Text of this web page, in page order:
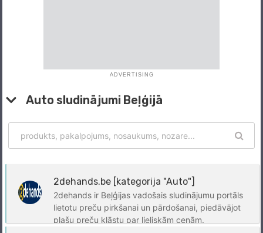
ADVERTISING
Auto sludinājumi Beļģijā
2dehands.be [kategorija "Auto"]
2dehands ir Beļģijas vadošais sludinājumu portāls
lietotu preču pirkšanai un pārdošanai, piedāvājot
plašu preču klāstu par lieliskām cenām.